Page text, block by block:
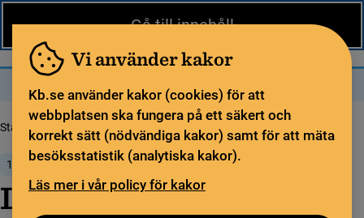
Gå till innehåll
Vi använder kakor
Kb.se använder kakor (cookies) för att
webbplatsen ska fungera på ett säkert och
korrekt sätt (nödvändiga kakor) samt för att mäta
besöksstatistik (analytiska kakor).
Läs mer i vår policy för kakor
Startsida Nytt från KB Libris version 1.20.2
13 november 2020
Libris version 1.20.2